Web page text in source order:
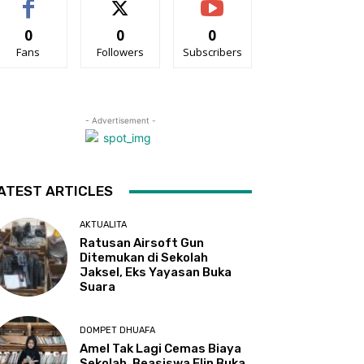
0
Fans
0
Followers
0
Subscribers
- Advertisement -
ARTICLES
AKTUALITA
Ratusan Airsoft Gun
Ditemukan di Sekolah
Jaksel, Eks Yayasan Buka
Suara
DOMPET DHUAFA
Amel Tak Lagi Cemas Biaya